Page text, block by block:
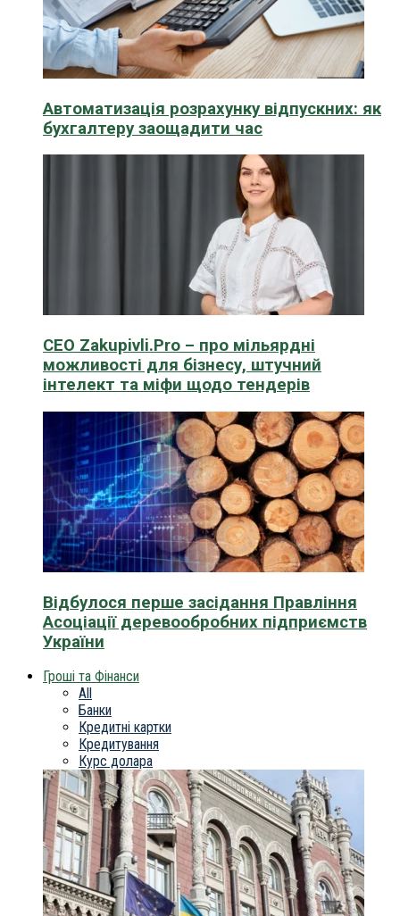
Автоматизація розрахунку відпускних: як
бухгалтеру заощадити час
CEO Zakupivli.Pro – про мільярдні
можливості для бізнесу, штучний
інтелект та міфи щодо тендерів
Відбулося перше засідання Правління
Асоціації деревообробних підприємств
України
Гроші та Фінанси
All
Банки
Кредитні картки
Кредитування
Курс долара